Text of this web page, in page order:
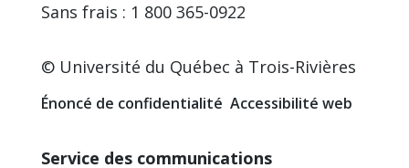
Sans frais : 1 800 365-0922
© Université du Québec à Trois-Rivières
Énoncé de confidentialité Accessibilité web
Service des communications